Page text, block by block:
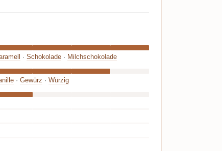
· Schokolade· Milchschokolade
· Gewürz · Würzig